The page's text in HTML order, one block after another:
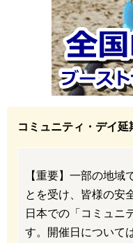
コミュニティ・デイ
【重要】一部の地
とを受け、皆様の安
日本での「コミュニ
す。開催日について